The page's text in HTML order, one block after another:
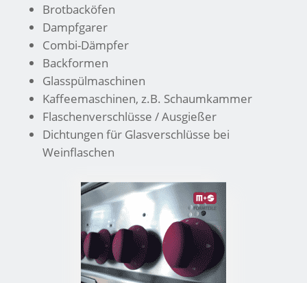
Brotbacköfen
Dampfgarer
Combi-Dämpfer
Backformen
Glasspülmaschinen
Kaffeemaschinen, z.B. Schaumkammer
Flaschenverschlüsse / Ausgießer
Dichtungen für Glasverschlüsse bei
Weinflaschen